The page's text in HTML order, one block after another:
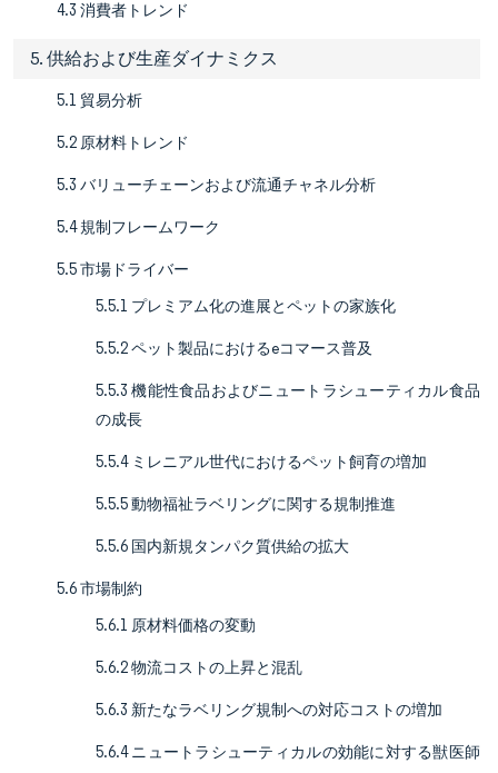
4.3 消費者トレンド
5. 供給および生産ダイナミクス
5.1 貿易分析
5.2 原材料トレンド
5.3 バリューチェーンおよび流通チャネル分析
5.4 規制フレームワーク
5.5 市場ドライバー
5.5.1 プレミアム化の進展とペットの家族化
5.5.2 ペット製品におけるeコマース普及
5.5.3 機能性食品およびニュートラシューティカル食品
の成長
5.5.4 ミレニアル世代におけるペット飼育の増加
5.5.5 動物福祉ラベリングに関する規制推進
5.5.6 国内新規タンパク質供給の拡大
5.6 市場制約
5.6.1 原材料価格の変動
5.6.2 物流コストの上昇と混乱
5.6.3 新たなラベリング規制への対応コストの増加
5.6.4 ニュートラシューティカルの効能に対する獣医師